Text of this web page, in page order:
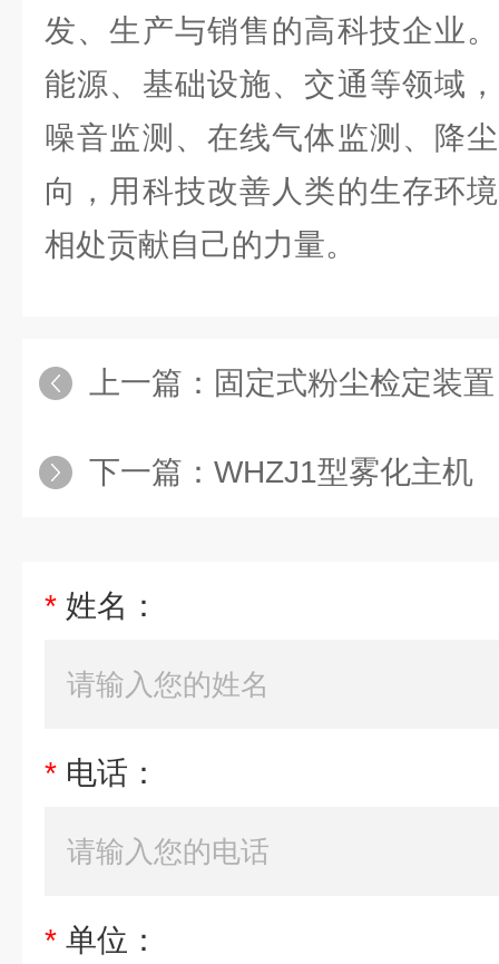
发、生产与销售的高科技企业
能源、基础设施、交通等领域
噪音监测、在线气体监测、降
向，用科技改善人类的生存环
相处贡献自己的力量。
上一篇： 固定式粉尘检定装置
下一篇： WHZJ1型雾化主机
* 姓名：
* 电话：
* 单位：